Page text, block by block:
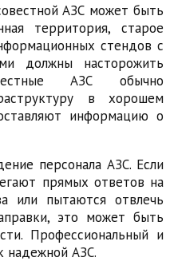
АЗС может быть
территория, старое
стендов с
должны насторожить
АЗС обычно
в хорошем
информацию о
персонала АЗС. Если
прямых ответов на
или пытаются отвлечь
это может быть
Профессиональный и
надежной АЗС.